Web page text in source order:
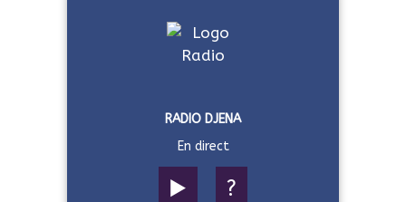
RADIO DJENA
En direct
▶️ ?